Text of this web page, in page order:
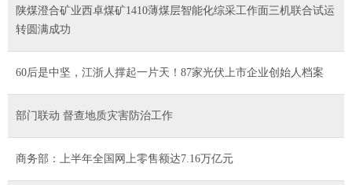
陕煤澄合矿业西卓煤矿1410薄煤层智能化综采工作面三机联合试运
转圆满成功
60后是中坚，江浙人撑起一片天！87家光伏上市企业创始人档案
部门联动 督查地质灾害防治工作
商务部：上半年全国网上零售额达7.16万亿元